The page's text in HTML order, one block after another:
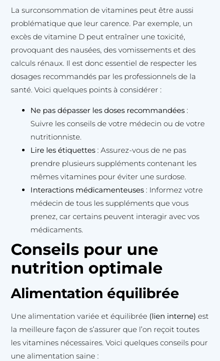
La surconsommation de vitamines peut être aussi
problématique que leur carence. Par exemple, un
excès de vitamine D peut entraîner une toxicité,
provoquant des nausées, des vomissements et des
calculs rénaux. Il est donc essentiel de respecter les
dosages recommandés par les professionnels de la
santé. Voici quelques points à considérer :
Ne pas dépasser les doses recommandées :
Suivre les conseils de votre médecin ou de votre
nutritionniste.
Lire les étiquettes : Assurez-vous de ne pas
prendre plusieurs suppléments contenant les
mêmes vitamines pour éviter une surdose.
Interactions médicamenteuses : Informez votre
médecin de tous les suppléments que vous
prenez, car certains peuvent interagir avec vos
médicaments.
Conseils pour une
nutrition optimale
Alimentation équilibrée
Une alimentation variée et équilibrée (lien interne) est
la meilleure façon de s’assurer que l’on reçoit toutes
les vitamines nécessaires. Voici quelques conseils pour
une alimentation saine :